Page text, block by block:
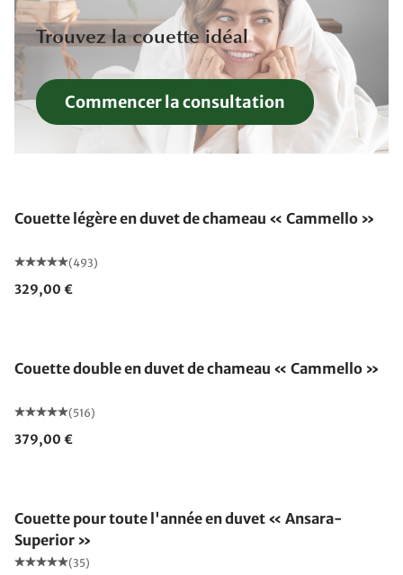
Trouvez la couette idéal
Commencer la consultation
Couette légère en duvet de chameau « Cammello »
(493)
329,00 €
Couette double en duvet de chameau « Cammello »
(516)
379,00 €
Couette pour toute l'année en duvet « Ansara-
Superior »
(35)